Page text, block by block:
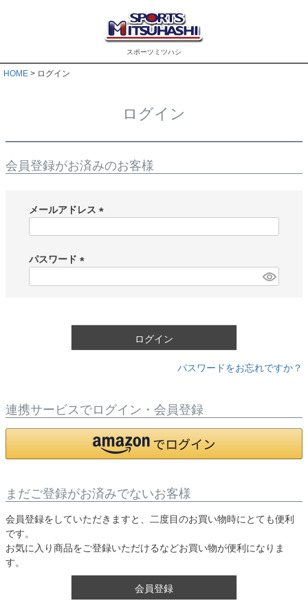
スポーツミツハシ
HOME ログイン
ログイン
会員登録がお済みのお客様
メールアドレス
)
パスワード
ログイン
パスワードをお忘れですか？
連携サービスでログイン・会員登録
まだご登録がお済みでないお客様
会員登録をしていただきますと、二度目のお買い物時にとても便利
です。
お気に入り商品をご登録いただけるなどお買い物が便利になりま
す。
会員登録